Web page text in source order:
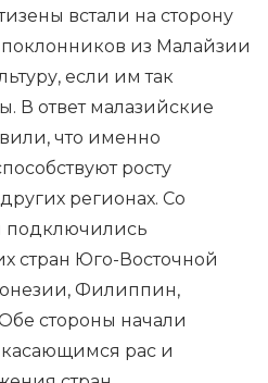
встали на сторону
из Малайзии
если им так
В ответ малазийские
что именно
росту
регионах. Со
подключились
стран Юго-Восточной
Филиппин,
стороны начали
рас и